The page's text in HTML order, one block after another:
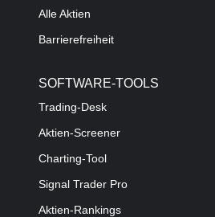
Alle Aktien
Barrierefreiheit
SOFTWARE-TOOLS
Trading-Desk
Aktien-Screener
Charting-Tool
Signal Trader Pro
Aktien-Rankings